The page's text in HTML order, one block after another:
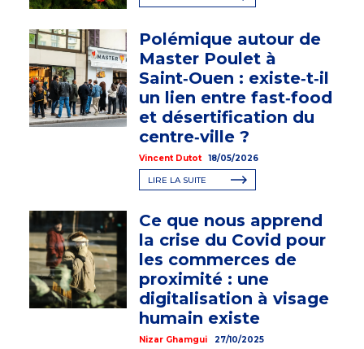
Polémique autour de
Master Poulet à
Saint‑Ouen : existe‑t‑il
un lien entre fast‑food
et désertification du
centre‑ville ?
Vincent Dutot 18/05/2026
LIRE LA SUITE
Ce que nous apprend
la crise du Covid pour
les commerces de
proximité : une
digitalisation à visage
humain existe
Nizar Ghamgui 27/10/2025